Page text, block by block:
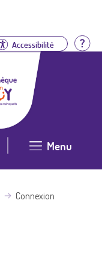
Accessibilité
Menu
Connexion